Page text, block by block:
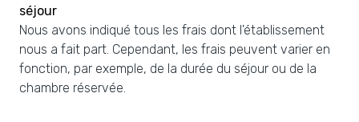
séjour
Nous avons indiqué tous les frais dont l'établissement
nous a fait part. Cependant, les frais peuvent varier en
fonction, par exemple, de la durée du séjour ou de la
chambre réservée.